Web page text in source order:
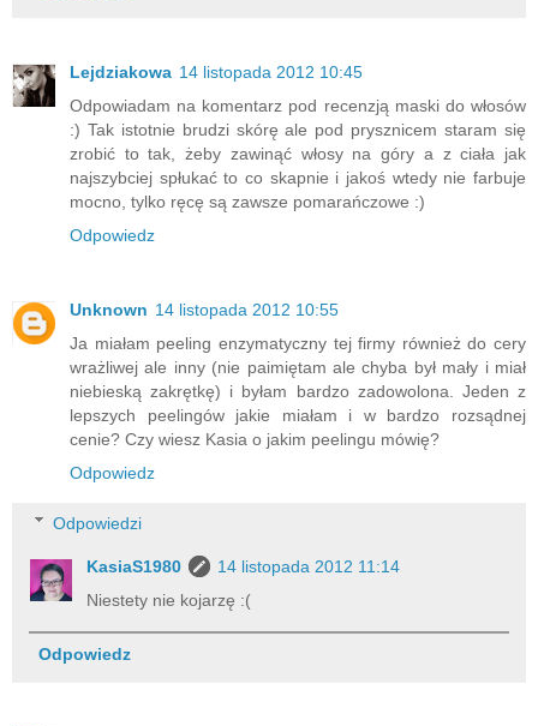
Lejdziakowa 14 listopada 2012 10:45
Odpowiadam na komentarz pod recenzją maski do włosów
:) Tak istotnie brudzi skórę ale pod prysznicem staram się
zrobić to tak, żeby zawinąć włosy na góry a z ciała jak
najszybciej spłukać to co skapnie i jakoś wtedy nie farbuje
mocno, tylko ręcę są zawsze pomarańczowe :)
Odpowiedz
Unknown 14 listopada 2012 10:55
Ja miałam peeling enzymatyczny tej firmy również do cery
wrażliwej ale inny (nie paimiętam ale chyba był mały i miał
niebieską zakrętkę) i byłam bardzo zadowolona. Jeden z
lepszych peelingów jakie miałam i w bardzo rozsądnej
cenie? Czy wiesz Kasia o jakim peelingu mówię?
Odpowiedz
Odpowiedzi
KasiaS1980
14 listopada 2012 11:14
Niestety nie kojarzę :(
Odpowiedz